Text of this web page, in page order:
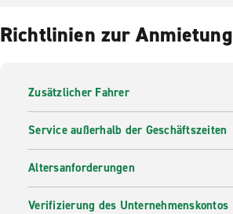
Richtlinien zur Anmietung
Zusätzlicher Fahrer
Service außerhalb der Geschäftszeiten
Altersanforderungen
Verifizierung des Unternehmenskontos